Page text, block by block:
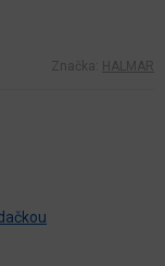
Značka: HALMAR